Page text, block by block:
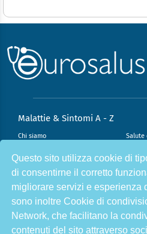
Questo sito utilizza cookie di
di consentirne il corretto
migliorare servizi e esperienza
sono inoltre Cookie di
Network, che facilitano la
contenuti del sito attraverso
Malattie & Sintomi A - Z
Chi siamo Salute
Infiammazione e Allergia
Nutrizione e Stili di vita Sport
Cookie Policy